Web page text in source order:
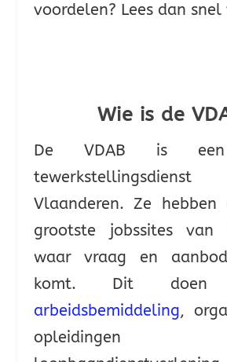
voordelen? Lees dan snel
Wie is de
De VDAB is een
Vlaanderen. Ze
grootste jobssites van
waar vraag en
komt. Dit
arbeidsbemiddeling,